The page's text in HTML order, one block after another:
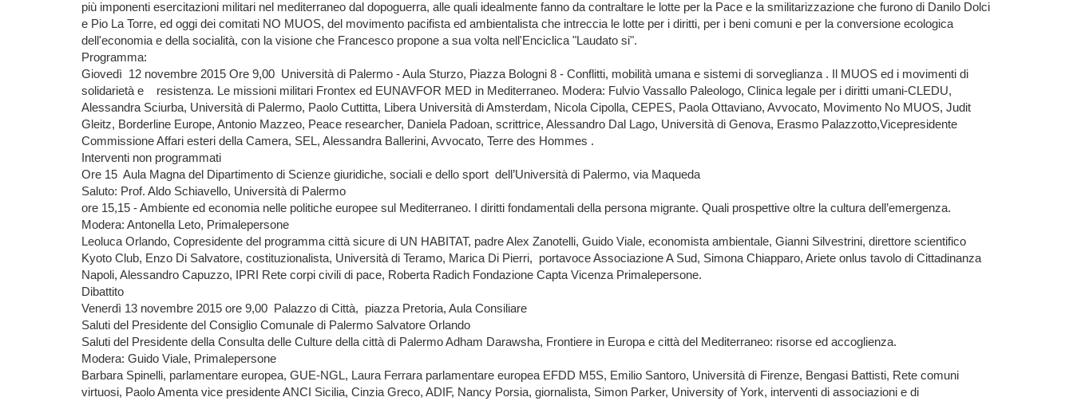
più imponenti esercitazioni militari nel mediterraneo dal dopoguerra, alle quali idealmente fanno da contraltare le lotte per la Pace e la smilitarizzazione che furono di Danilo Dolci
e Pio La Torre, ed oggi dei comitati NO MUOS, del movimento pacifista ed ambientalista che intreccia le lotte per i diritti, per i beni comuni e per la conversione ecologica
dell'economia e della socialità, con la visione che Francesco propone a sua volta nell'Enciclica "Laudato si".
Programma:
Giovedì 12 novembre 2015 Ore 9,00 Università di Palermo - Aula Sturzo, Piazza Bologni 8 - Conflitti, mobilità umana e sistemi di sorveglianza . Il MUOS ed i movimenti di
solidarietà e resistenza. Le missioni militari Frontex ed EUNAVFOR MED in Mediterraneo. Modera: Fulvio Vassallo Paleologo, Clinica legale per i diritti umani-CLEDU,
Alessandra Sciurba, Università di Palermo, Paolo Cuttitta, Libera Università di Amsterdam, Nicola Cipolla, CEPES, Paola Ottaviano, Avvocato, Movimento No MUOS, Judit
Gleitz, Borderline Europe, Antonio Mazzeo, Peace researcher, Daniela Padoan, scrittrice, Alessandro Dal Lago, Università di Genova, Erasmo Palazzotto,Vicepresidente
Commissione Affari esteri della Camera, SEL, Alessandra Ballerini, Avvocato, Terre des Hommes .
Interventi non programmati
Ore 15 Aula Magna del Dipartimento di Scienze giuridiche, sociali e dello sport dell’Università di Palermo, via Maqueda
Saluto: Prof. Aldo Schiavello, Università di Palermo
ore 15,15 - Ambiente ed economia nelle politiche europee sul Mediterraneo. I diritti fondamentali della persona migrante. Quali prospettive oltre la cultura dell’emergenza.
Modera: Antonella Leto, Primalepersone
Leoluca Orlando, Copresidente del programma città sicure di UN HABITAT, padre Alex Zanotelli, Guido Viale, economista ambientale, Gianni Silvestrini, direttore scientifico
Kyoto Club, Enzo Di Salvatore, costituzionalista, Università di Teramo, Marica Di Pierri, portavoce Associazione A Sud, Simona Chiapparo, Ariete onlus tavolo di Cittadinanza
Napoli, Alessandro Capuzzo, IPRI Rete corpi civili di pace, Roberta Radich Fondazione Capta Vicenza Primalepersone.
Dibattito
Venerdì 13 novembre 2015 ore 9,00 Palazzo di Città, piazza Pretoria, Aula Consiliare
Saluti del Presidente del Consiglio Comunale di Palermo Salvatore Orlando
Saluti del Presidente della Consulta delle Culture della città di Palermo Adham Darawsha, Frontiere in Europa e città del Mediterraneo: risorse ed accoglienza.
Modera: Guido Viale, Primalepersone
Barbara Spinelli, parlamentare europea, GUE-NGL, Laura Ferrara parlamentare europea EFDD M5S, Emilio Santoro, Università di Firenze, Bengasi Battisti, Rete comuni
virtuosi, Paolo Amenta vice presidente ANCI Sicilia, Cinzia Greco, ADIF, Nancy Porsia, giornalista, Simon Parker, University of York, interventi di associazioni e di